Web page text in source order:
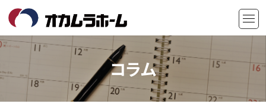
テ
ン
へ
ゲ
ー
ョ
コラム